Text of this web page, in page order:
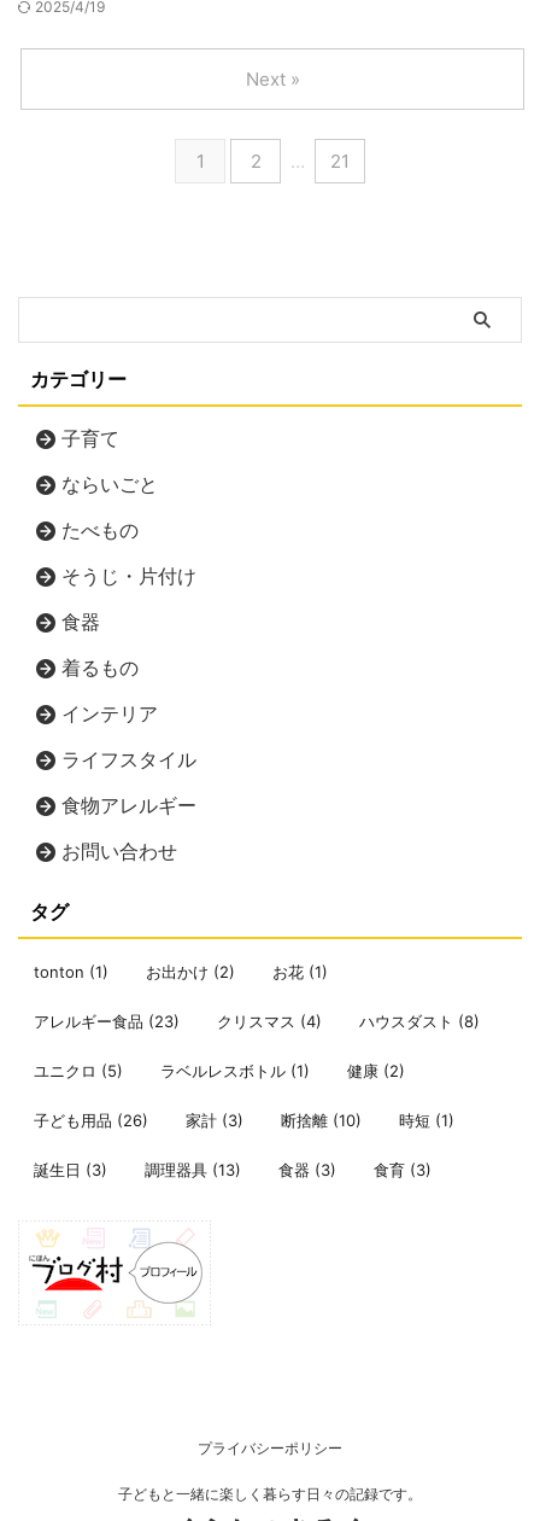
2025/4/19
1 2 … 21
Next »
カテゴリー
子育て
ならいごと
たべもの
そうじ・片付け
食器
着るもの
インテリア
ライフスタイル
食物アレルギー
お問い合わせ
タグ
tonton (1) お出かけ (2) お花 (1)
アレルギー食品 (23) クリスマス (4) ハウスダスト (8)
ユニクロ (5) ラベルレスボトル (1) 健康 (2)
子ども用品 (26) 家計 (3) 断捨離 (10) 時短 (1)
誕生日 (3) 調理器具 (13) 食器 (3) 食育 (3)
プライバシーポリシー
子どもと一緒に楽しく暮らす日々の記録です。